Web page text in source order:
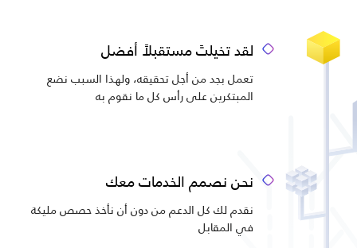
لقد تخيلتَ مستقبلاً أفضل
تعمل بجد من أجل تحقيقه، ولهذا السبب نضع
المبتكرين على رأس كل ما نقوم به
نحن نصمم الخدمات معك
نقدم لك كل الدعم من دون أن نأخذ حصص مليكة
في المقابل